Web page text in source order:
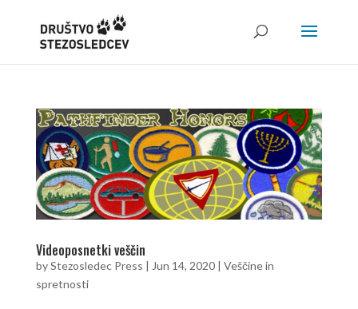
Videoposnetki veščin
byStezosledec Press | Jun 14, 2020| Veščine in
spretnosti